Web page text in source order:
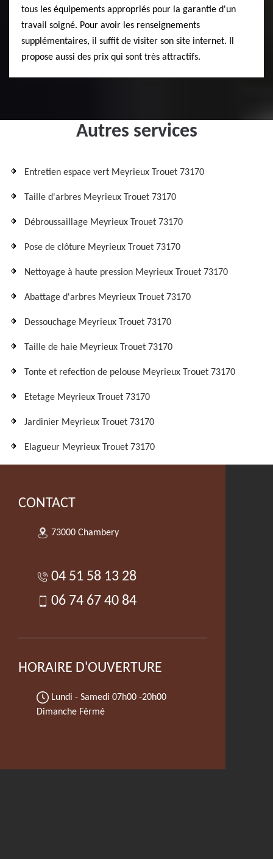
tous les équipements appropriés pour la garantie d'un
travail soigné. Pour avoir les renseignements
supplémentaires, il suffit de visiter son site internet. Il
propose aussi des prix qui sont très attractifs.
Autres services
Entretien espace vert Meyrieux Trouet 73170
Taille d'arbres Meyrieux Trouet 73170
Débroussaillage Meyrieux Trouet 73170
Pose de clôture Meyrieux Trouet 73170
Nettoyage à haute pression Meyrieux Trouet 73170
Abattage d'arbres Meyrieux Trouet 73170
Dessouchage Meyrieux Trouet 73170
Taille de haie Meyrieux Trouet 73170
Tonte et refection de pelouse Meyrieux Trouet 73170
Etetage Meyrieux Trouet 73170
Jardinier Meyrieux Trouet 73170
Elagueur Meyrieux Trouet 73170
CONTACT
73000 Chambery
04 51 58 13 28
06 74 67 40 84
HORAIRE D'OUVERTURE
Lundi - Samedi 07h00 -20h00
Dimanche Férmé